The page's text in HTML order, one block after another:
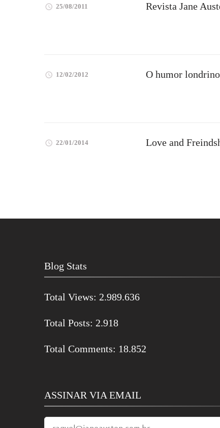
25/08/2011 Revista Jane
12/02/2012 O humor londrino
22/01/2014 Love and
Blog Stats
Total Views: 2.989.636
Total Posts: 2.918
Total Comments: 18.852
ASSINAR VIA EMAIL
raquel@janeausten.com.br